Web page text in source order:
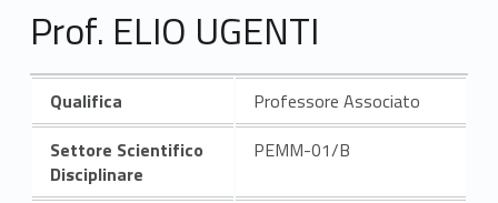
Prof. ELIO UGENTI
Qualifica
Professore Associato
Settore Scientifico
Disciplinare
PEMM-01/B